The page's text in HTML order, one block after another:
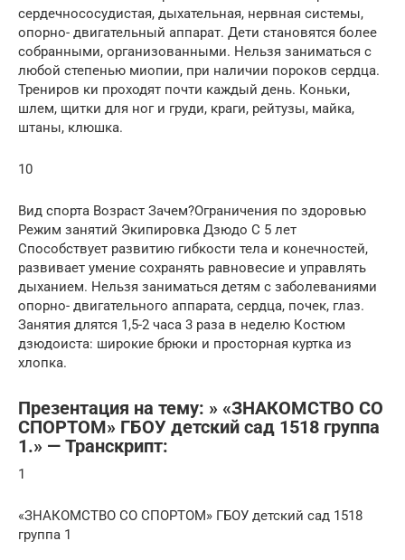
сердечнососудистая, дыхательная, нервная системы,
опорно- двигательный аппарат. Дети становятся более
собранными, организованными. Нельзя заниматься с
любой степенью миопии, при наличии пороков сердца.
Трениров ки проходят почти каждый день. Коньки,
шлем, щитки для ног и груди, краги, рейтузы, майка,
штаны, клюшка.
10
Вид спорта Возраст Зачем?Ограничения по здоровью
Режим занятий Экипировка Дзюдо С 5 лет
Способствует развитию гибкости тела и конечностей,
развивает умение сохранять равновесие и управлять
дыханием. Нельзя заниматься детям с заболеваниями
опорно- двигательного аппарата, сердца, почек, глаз.
Занятия длятся 1,5-2 часа 3 раза в неделю Костюм
дзюдоиста: широкие брюки и просторная куртка из
хлопка.
Презентация на тему: » «ЗНАКОМСТВО СО
СПОРТОМ» ГБОУ детский сад 1518 группа
1.» — Транскрипт:
1
«ЗНАКОМСТВО СО СПОРТОМ» ГБОУ детский сад 1518
группа 1